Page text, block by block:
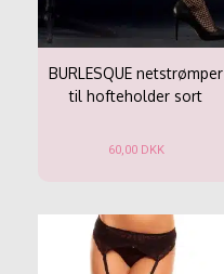
BURLESQUE netstrømper
til hofteholder sort
60,00 DKK
har
flere
varianter.